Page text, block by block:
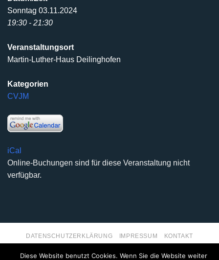
Sonntag 03.11.2024
19:30 - 21:30
Veranstaltungsort
Martin-Luther-Haus Deilinghofen
Kategorien
CVJM
iCal
Online-Buchungen sind für diese Veranstaltung nicht
verfügbar.
DATENSCHUTZERKLÄRUNG IMPRESSUM KONTAKT
Diese Website benutzt Cookies. Wenn Sie die Website weiter